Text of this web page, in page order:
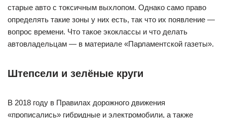
старые авто с токсичным выхлопом. Однако само право
определять такие зоны у них есть, так что их появление —
вопрос времени. Что такое экоклассы и что делать
автовладельцам — в материале «Парламентской газеты».
Штепсели и зелёные круги
В 2018 году в Правилах дорожного движения
«прописались» гибридные и электромобили, а также